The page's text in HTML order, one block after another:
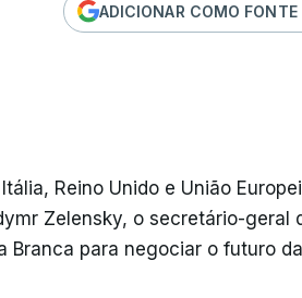
ADICIONAR COMO FONTE
Reino Unido e União
Zelensky, o secretário-geral
Branca para negociar o futuro